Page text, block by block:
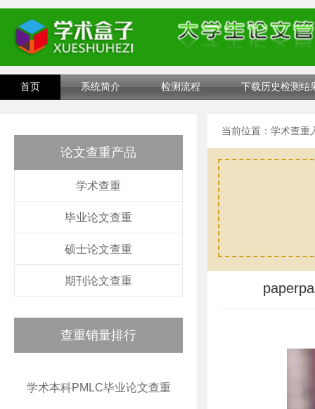
首页 系统简介 检测流程 下载历史检测结
论文查重产品
学术查重
毕业论文查重
硕士论文查重
期刊论文查重
查重销量排行
学术本科PMLC毕业论文查重
当前位置： 学术查重